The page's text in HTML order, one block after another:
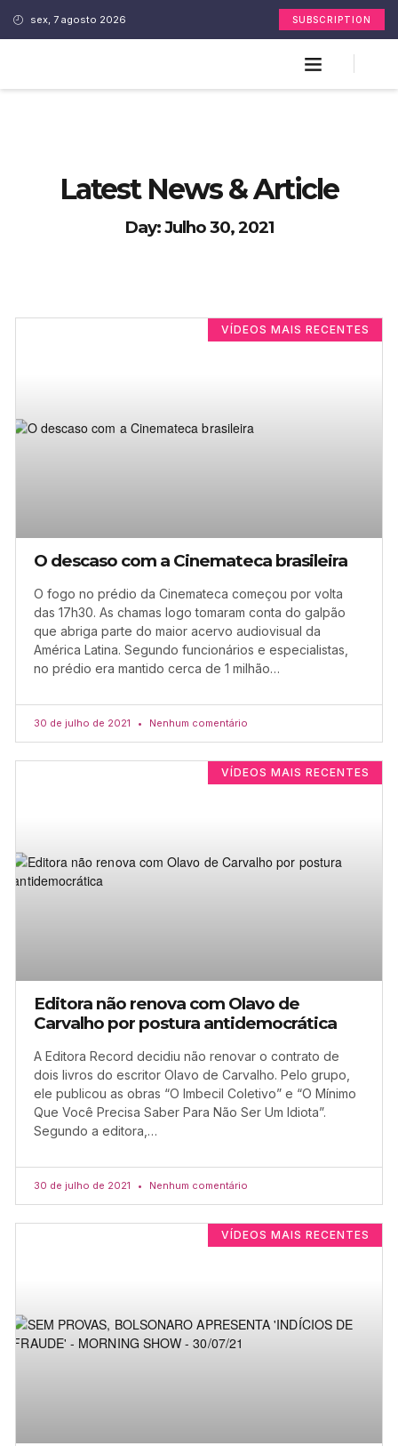
sex, 7 agosto 2026 SUBSCRIPTION
Latest News & Article
Day: Julho 30, 2021
VÍDEOS MAIS RECENTES
O descaso com a Cinemateca brasileira
O fogo no prédio da Cinemateca começou por volta
das 17h30. As chamas logo tomaram conta do galpão
que abriga parte do maior acervo audiovisual da
América Latina. Segundo funcionários e especialistas,
no prédio era mantido cerca de 1 milhão…
30 de julho de 2021 Nenhum comentário
VÍDEOS MAIS RECENTES
Editora não renova com Olavo de
Carvalho por postura antidemocrática
A Editora Record decidiu não renovar o contrato de
dois livros do escritor Olavo de Carvalho. Pelo grupo,
ele publicou as obras “O Imbecil Coletivo” e “O Mínimo
Que Você Precisa Saber Para Não Ser Um Idiota”.
Segundo a editora,…
30 de julho de 2021 Nenhum comentário
VÍDEOS MAIS RECENTES